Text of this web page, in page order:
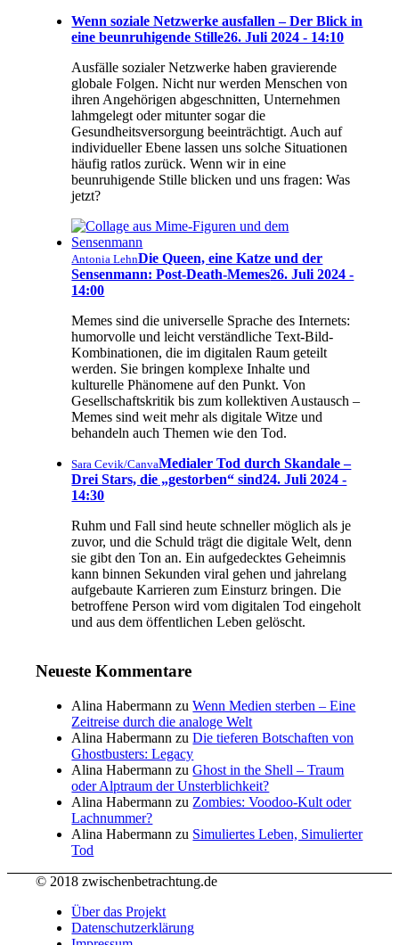
Wenn soziale Netzwerke ausfallen – Der Blick in
eine beunruhigende Stille26. Juli 2024 - 14:10
Ausfälle sozialer Netzwerke haben gravierende
globale Folgen. Nicht nur werden Menschen von
ihren Angehörigen abgeschnitten, Unternehmen
lahmgelegt oder mitunter sogar die
Gesundheitsversorgung beeinträchtigt. Auch auf
individueller Ebene lassen uns solche Situationen
häufig ratlos zurück. Wenn wir in eine
beunruhigende Stille blicken und uns fragen: Was
jetzt?
Antonia LehnDie Queen, eine Katze und der
Sensenmann: Post-Death-Memes26. Juli 2024 -
14:00
Memes sind die universelle Sprache des Internets:
humorvolle und leicht verständliche Text-Bild-
Kombinationen, die im digitalen Raum geteilt
werden. Sie bringen komplexe Inhalte und
kulturelle Phänomene auf den Punkt. Von
Gesellschaftskritik bis zum kollektiven Austausch –
Memes sind weit mehr als digitale Witze und
behandeln auch Themen wie den Tod.
Sara Cevik/CanvaMedialer Tod durch Skandale –
Drei Stars, die „gestorben“ sind24. Juli 2024 -
14:30
Ruhm und Fall sind heute schneller möglich als je
zuvor, und die Schuld trägt die digitale Welt, denn
sie gibt den Ton an. Ein aufgedecktes Geheimnis
kann binnen Sekunden viral gehen und jahrelang
aufgebaute Karrieren zum Einsturz bringen. Die
betroffene Person wird vom digitalen Tod eingeholt
und aus dem öffentlichen Leben gelöscht.
Neueste Kommentare
Alina Habermann zuWenn Medien sterben – Eine
Zeitreise durch die analoge Welt
Alina Habermann zuDie tieferen Botschaften von
Ghostbusters: Legacy
Alina Habermann zuGhost in the Shell – Traum
oder Alptraum der Unsterblichkeit?
Alina Habermann zu Zombies: Voodoo-Kult oder
Lachnummer?
Alina Habermann zu Simuliertes Leben, Simulierter
Tod
© 2018 zwischenbetrachtung.de
Über das Projekt
Datenschutzerklärung